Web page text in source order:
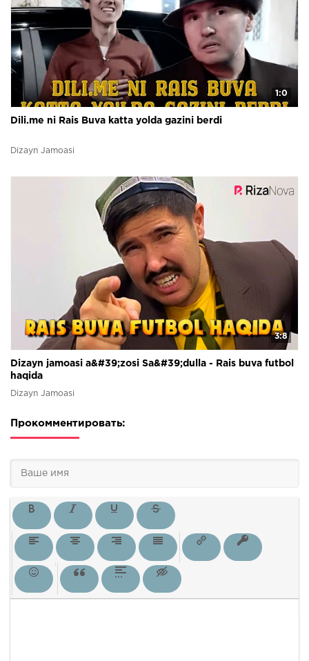
1:0
Dili.me ni Rais Buva katta yolda gazini berdi
Dizayn Jamoasi
3:8
Dizayn jamoasi a&#39;zosi Sa&#39;dulla - Rais buva futbol
haqida
Dizayn Jamoasi
Прокомментировать: